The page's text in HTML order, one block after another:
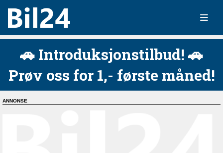
🚗 Introduksjonstilbud! 🚗
Prøv oss for 1,- første måned!